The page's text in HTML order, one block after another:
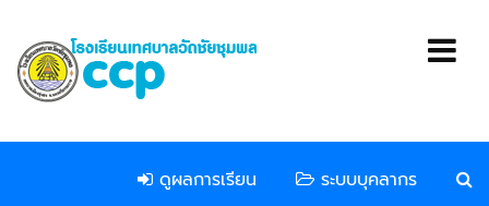
ดูผลการเรียน ระบบบุคลากร